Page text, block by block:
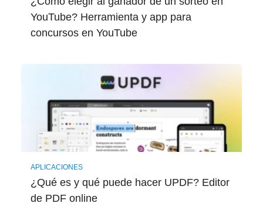
YouTube? Herramienta y app para
concursos en YouTube
APLICACIONES
¿Qué es y qué puede hacer UPDF? Editor
de PDF online